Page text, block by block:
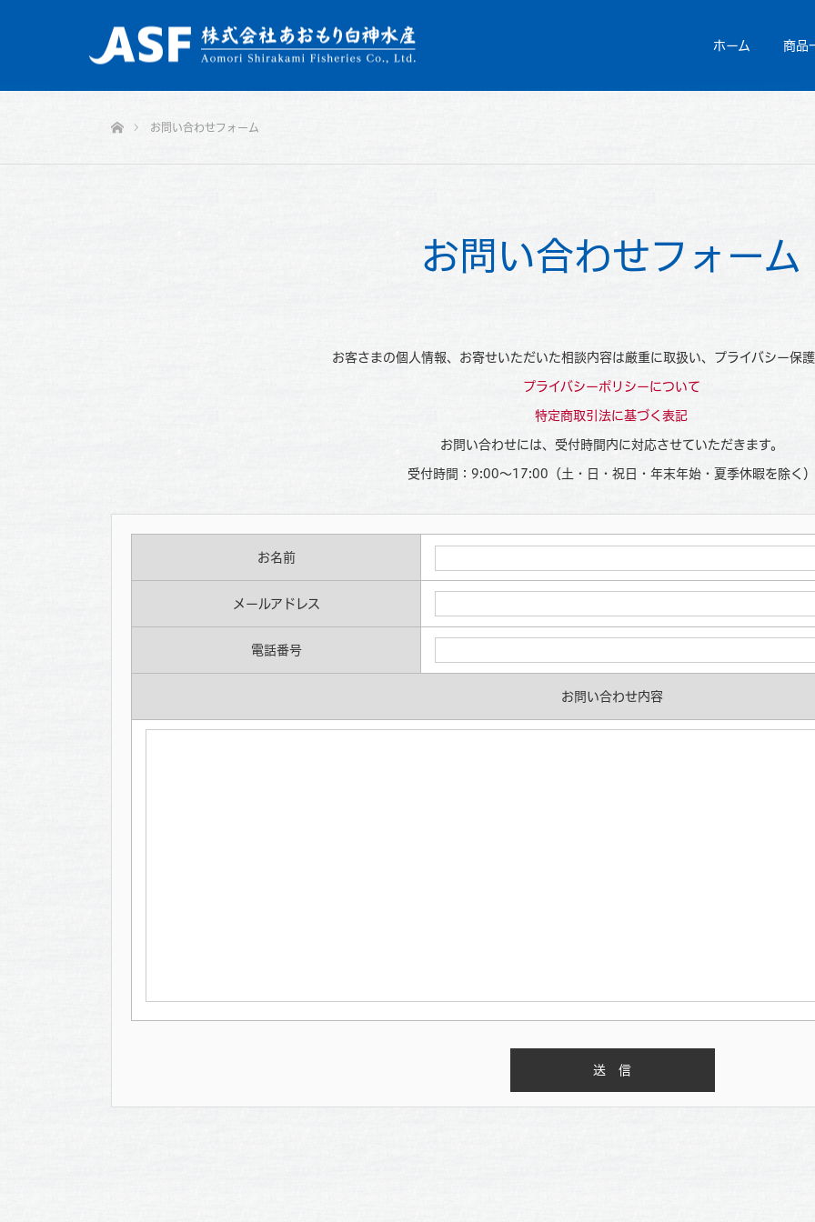
ホーム 商品
お問い合わせフォーム
お問い合わせフォーム
お客さまの個人情報、お寄せいただいた相談内容は厳重に取扱い、プライバシー保
プライバシーポリシーについて
特定商取引法に基づく表記
お問い合わせには、受付時間内に対応させていただきます。
受付時間：9:00～17:00（土・日・祝日・年末年始・夏季休暇を除く）
お名前
メールアドレス
電話番号
お問い合わせ内容